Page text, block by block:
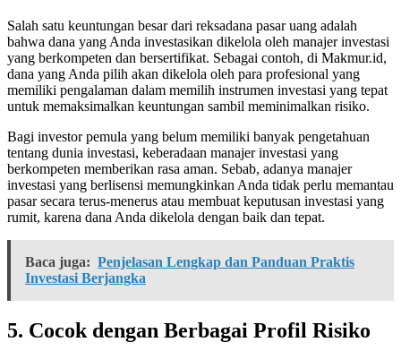
Salah satu keuntungan besar dari reksadana pasar uang adalah
bahwa dana yang Anda investasikan dikelola oleh manajer investasi
yang berkompeten dan bersertifikat. Sebagai contoh, di Makmur.id,
dana yang Anda pilih akan dikelola oleh para profesional yang
memiliki pengalaman dalam memilih instrumen investasi yang tepat
untuk memaksimalkan keuntungan sambil meminimalkan risiko.
Bagi investor pemula yang belum memiliki banyak pengetahuan
tentang dunia investasi, keberadaan manajer investasi yang
berkompeten memberikan rasa aman. Sebab, adanya manajer
investasi yang berlisensi memungkinkan Anda tidak perlu memantau
pasar secara terus-menerus atau membuat keputusan investasi yang
rumit, karena dana Anda dikelola dengan baik dan tepat.
Baca juga: Penjelasan Lengkap dan Panduan Praktis
Investasi Berjangka
5. Cocok dengan Berbagai Profil Risiko